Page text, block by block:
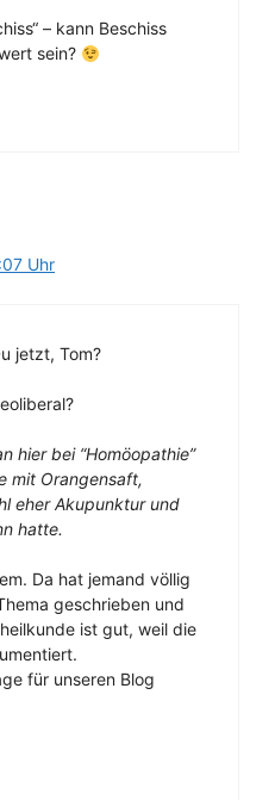
– kann Beschiss
sein?
Uhr
jetzt, Tom?
hier bei “Homöopathie”
mit Orangensaft,
eher Akupunktur und
hatte.
Da hat jemand völlig
geschrieben und
ist gut, weil die
für unseren Blog